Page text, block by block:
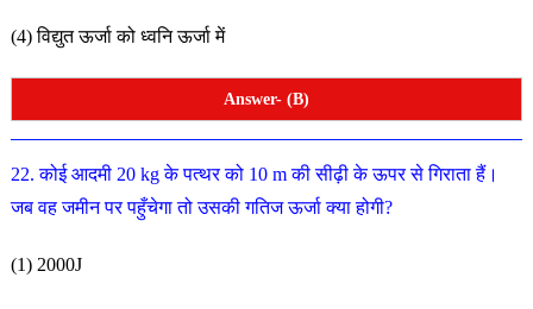
(4) विद्युत ऊर्जा को ध्वनि ऊर्जा में
Answer- (B)
22. कोई आदमी 20 kg के पत्थर को 10 m की सीढ़ी के ऊपर सेगिराता हैं।
जब वह जमीन पर पहुँचेगा तो उसकी गतिज ऊर्जा क्याहोगी?
(1) 2000J